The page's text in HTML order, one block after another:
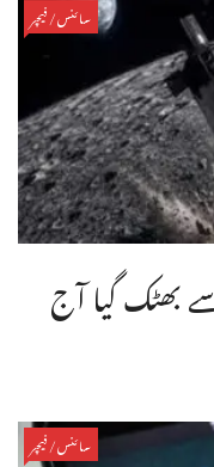
سائنس/فیچر
بھٹک گیا آج
سائنس/فیچر